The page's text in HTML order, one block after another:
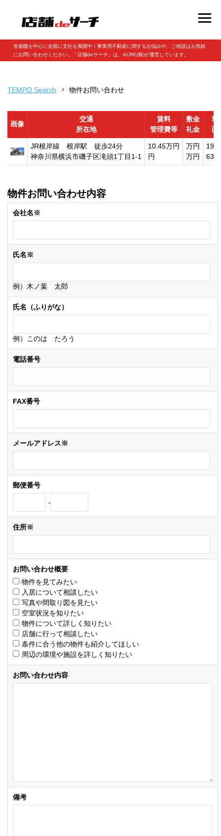
首都圏を中心に全国に支社を展開中！事業用不動産に関するお悩みや、ご相談はお気軽
にお問い合わせください。「店舗deサーチ」は、ACRE(株)が運営しています。
TEMPO Search 物件お問い合わせ
画像
交通
所在地
賃料
管理費等
敷金
礼金
坪
面
JR根岸線 根岸駅 徒歩24分
神奈川県横浜市磯子区滝頭1丁目1-1
10.45万円
円
万円
万円
物件お問い合わせ内容
会社名※
氏名※
例）木ノ葉 太郎
氏名（ふりがな）
例）このは たろう
電話番号
FAX番号
メールアドレス※
郵便番号
-
住所※
お問い合わせ概要
物件を見てみたい
入居について相談したい
写真や間取り図を見たい
空室状況を知りたい
物件について詳しく知りたい
店舗に行って相談したい
条件に合う他の物件も紹介してほしい
周辺の環境や施設を詳しく知りたい
お問い合わせ内容
備考